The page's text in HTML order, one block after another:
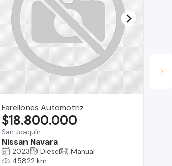
Farellones Automotriz
San Joaquín
Nissan Navara
$18.800.000
2023 Diesel
Manual
45822 km